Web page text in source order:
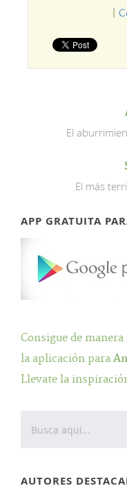
El
El más
APP GRATUITA
Consigue de manera
la aplicación para
Llevate la
AUTORES